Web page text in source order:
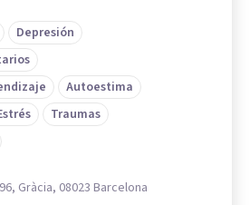
Depresión
Autoestima
Traumas
Gràcia, 08023 Barcelona